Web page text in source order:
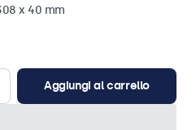
x 40 mm
Aggiungi al carrello